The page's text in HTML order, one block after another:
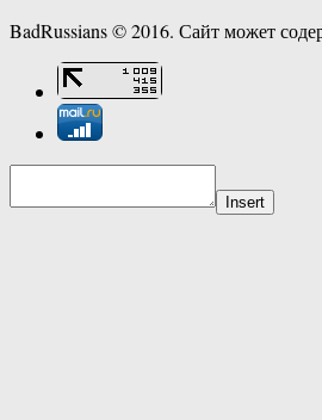
BadRussians © 2016. Сайт может
Insert